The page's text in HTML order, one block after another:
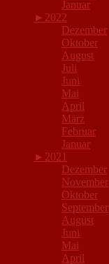
Januar
► 2022
Dezember
Oktober
August
Juli
Juni
Mai
April
März
Februar
Januar
► 2021
Dezember
November
Oktober
September
August
Juni
Mai
April